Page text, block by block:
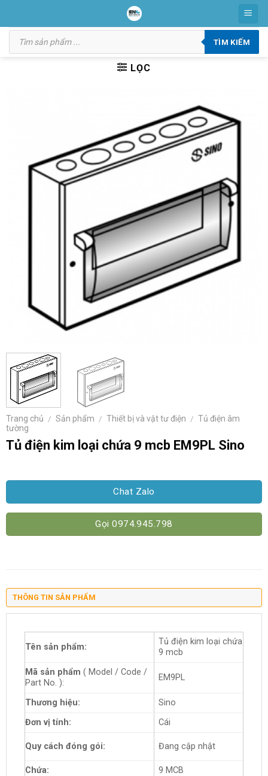
content
Tìm
kiếm
phẩm
TÌM KIẾM
LỌC
Trang chủ / Sản phẩm / Thiết bị và vật tư điện / Tủ điện âm
tường
Tủ điện kim loại chứa 9 mcb EM9PL Sino
Chat Zalo
Gọi 0974.945.798
THÔNG TIN SẢN PHẨM
Tên sản phẩm:
Tủ điện kim loại chứa
9 mcb
Mã sản phẩm ( Model / Code /
Part No. ):
EM9PL
Thương hiệu:
Sino
Đơn vị tính:
Cái
Quy cách đóng gói: Đang cập nhật
Chứa: 9 MCB